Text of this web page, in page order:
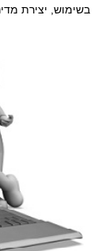
בשימוש, יצירת